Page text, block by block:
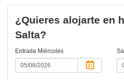
¿Quieres alojarte en
Salta?
Entrada Miércoles